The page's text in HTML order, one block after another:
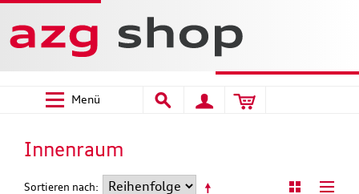
Menü
Innenraum
Sortieren nach